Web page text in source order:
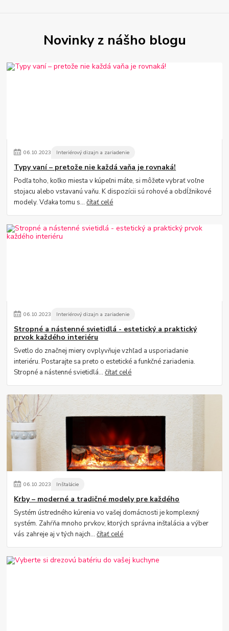
Novinky z nášho blogu
06.10.2023 Interiérový dizajn a zariadenie
Typy vaní – pretože nie každá vaňa je rovnaká!
Podľa toho, koľko miesta v kúpeľni máte, si môžete vybrať voľne
stojacu alebo vstavanú vaňu. K dispozícii sú rohové a obdĺžnikové
modely. Vďaka tomu s...čítať celé
06.10.2023 Interiérový dizajn a zariadenie
Stropné a nástenné svietidlá - estetický a praktický
prvok každého interiéru
Svetlo do značnej miery ovplyvňuje vzhľad a usporiadanie
interiéru. Postarajte sa preto o estetické a funkčné zariadenia.
Stropné a nástenné svietidlá...čítať celé
06.10.2023 Inštalácie
Krby – moderné a tradičné modely pre každého
Systém ústredného kúrenia vo vašej domácnosti je komplexný
systém. Zahŕňa mnoho prvkov, ktorých správna inštalácia a výber
vás zahreje aj v tých najch...čítať celé